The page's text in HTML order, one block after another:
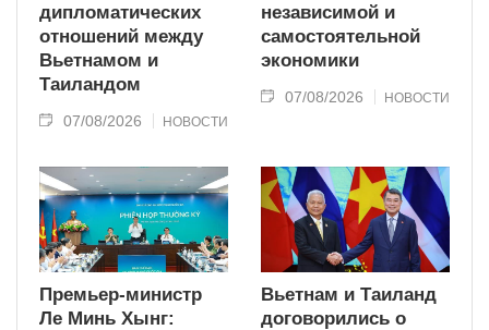
дипломатических
отношений между
Вьетнамом и
Таиландом
07/08/2026 НОВОСТИ
независимой и
самостоятельной
экономики
07/08/2026 НОВОСТИ
Премьер-министр
Ле Минь Хынг:
Вьетнам и Таиланд
договорились о